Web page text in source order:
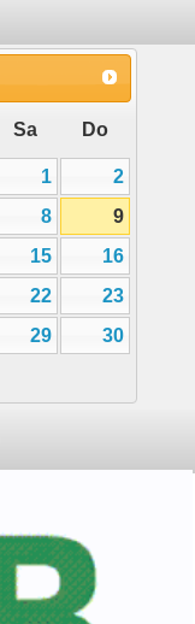
Sa Do
1
2
8
9
15
16
22
23
29
30